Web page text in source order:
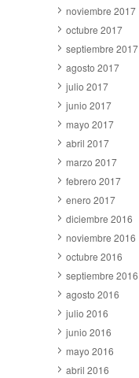
noviembre 2017
octubre 2017
septiembre 2017
agosto 2017
julio 2017
junio 2017
mayo 2017
abril 2017
marzo 2017
febrero 2017
enero 2017
diciembre 2016
noviembre 2016
octubre 2016
septiembre 2016
agosto 2016
julio 2016
junio 2016
mayo 2016
abril 2016